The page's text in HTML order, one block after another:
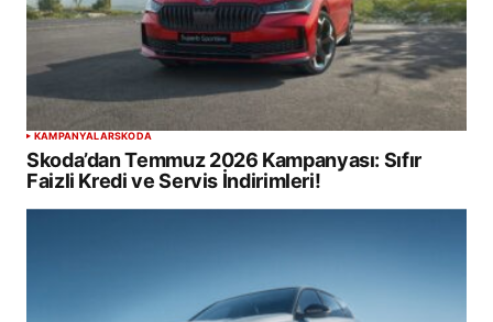
KAMPANYALARSKODA
Skoda’dan Temmuz 2026 Kampanyası: Sıfır
Faizli Kredi ve Servis İndirimleri!